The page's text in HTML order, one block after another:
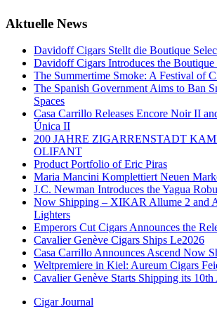
Aktuelle News
Davidoff Cigars Stellt die Boutique
Davidoff Cigars Introduces the Boutique
The Summertime Smoke: A Festival of
The Spanish Government Aims to Ban
Spaces
Casa Carrillo Releases Encore Noir II
Única II
200 JAHRE ZIGARRENSTADT
OLIFANT
Product Portfolio of Eric Piras
Maria Mancini Komplettiert Neuen
J.C. Newman Introduces the Yagua
Now Shipping – XIKAR Allume 2 and
Lighters
Emperors Cut Cigars Announces the
Cavalier Genève Cigars Ships Le2026
Casa Carrillo Announces Ascend Now
Weltpremiere in Kiel: Aureum Cigars
Cavalier Genève Starts Shipping its
Cigar Journal